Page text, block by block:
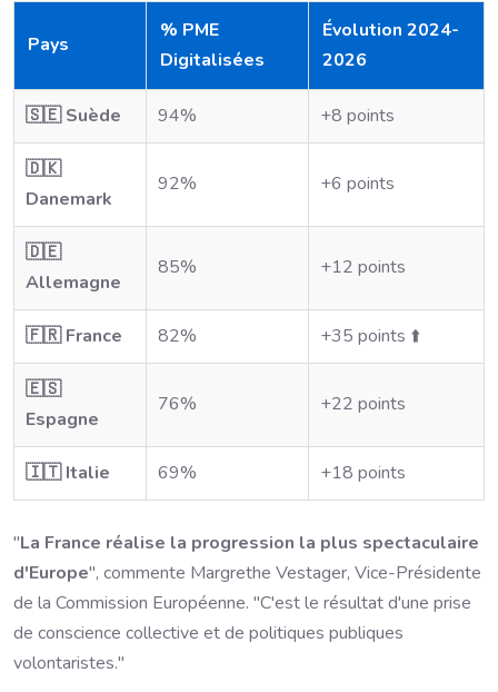
Pays
% PME
Digitalisées
Évolution 2024-
2026
🇸🇪 Suède 94% +8 points
🇩🇰
Danemark
92% +6 points
🇩🇪
Allemagne
85% +12 points
🇫🇷 France 82% +35 points ⬆️
🇪🇸
Espagne
76% +22 points
🇮🇹 Italie 69% +18 points
"La France réalise la progression la plus spectaculaire
d'Europe", commente Margrethe Vestager, Vice-Présidente
de la Commission Européenne. "C'est le résultat d'une prise
de conscience collective et de politiques publiques
volontaristes."